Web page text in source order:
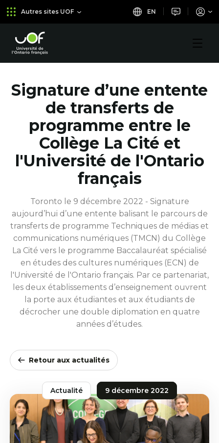
Aller
au
principal
Passer
au
Autres sites UOF EN
Université
français
Signature d’une entente
de transferts de
programme entre le
Collège La Cité et
l'Université de l'Ontario
français
Toronto le 9 décembre 2022 - Signature
aujourd’hui d’une entente balisant le parcours de
transferts de programme Techniques de médias et
communications numériques (TMCN) du Collège
La Cité vers le programme Baccalauréat spécialisé
en études des cultures numériques (ECN) de
l'Université de l'Ontario français. Par ce partenariat,
les deux établissements d’enseignement ouvrent
la porte aux étudiantes et aux étudiants de
décrocher une double diplomation en quatre
années d’études.
Retour aux actualités
Actualité 9 décembre 2022